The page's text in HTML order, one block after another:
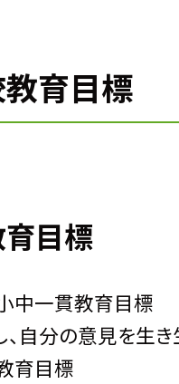
育目標
目標
中一貫教育目標
自分の意見を生
育目標